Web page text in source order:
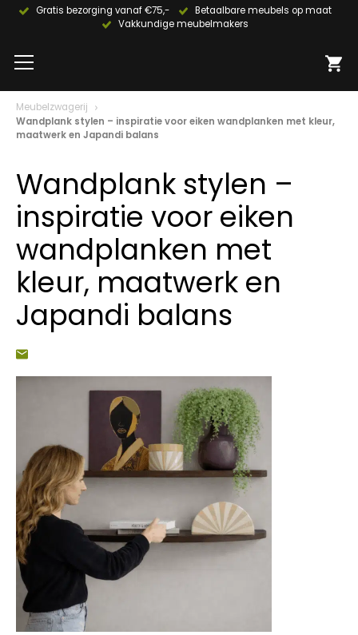
Gratis bezorging vanaf €75,-
Betaalbare meubels op maat
Vakkundige meubelmakers
Meubelzwagerij
Wandplank stylen – inspiratie voor eiken wandplanken met kleur,
maatwerk en Japandi balans
Wandplank stylen –
inspiratie voor eiken
wandplanken met
kleur, maatwerk en
Japandi balans